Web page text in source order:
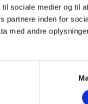
sociale medier og til
partnere inden for
med andre